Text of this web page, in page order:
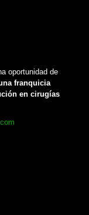
oportunidad de
franquicia
en cirugías